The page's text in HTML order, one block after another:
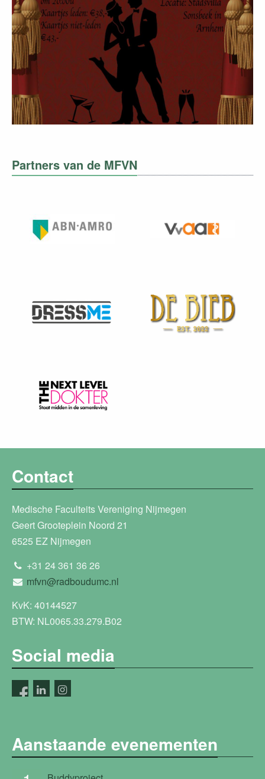
Partners van de MFVN
Contact
Medische Faculteits Vereniging Nijmegen
Geert Grooteplein Noord 21
6525 EZ Nijmegen
+31 24 361 36 26
mfvn@radboudumc.nl
KvK: 40144527
BTW: NL0065.33.279.B02
Social media
Aanstaande evenementen